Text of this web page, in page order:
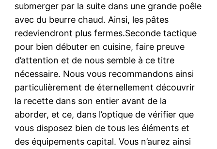
submerger par la suite dans une grande poêle
avec du beurre chaud. Ainsi, les pâtes
redeviendront plus fermes.Seconde tactique
pour bien débuter en cuisine, faire preuve
d’attention et de nous semble à ce titre
nécessaire. Nous vous recommandons ainsi
particulièrement de éternellement découvrir
la recette dans son entier avant de la
aborder, et ce, dans l’optique de vérifier que
vous disposez bien de tous les éléments et
des équipements capital. Vous n’aurez ainsi